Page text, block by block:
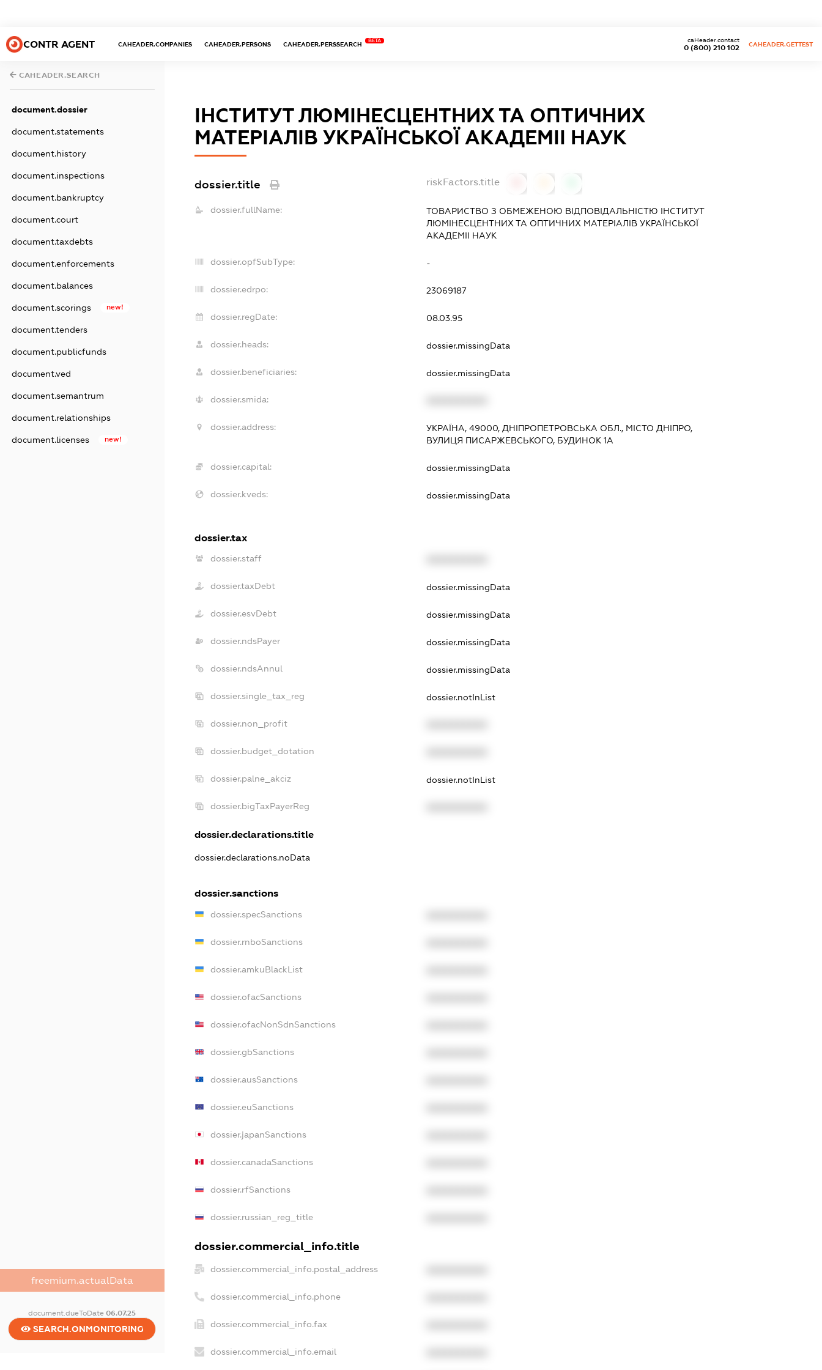
CONTR AGENT CAHEADER.COMPANIES CAHEADER.PERSONS CAHEADER.PERSSEARCH
BETA
0 (800) 210 102
caHeader.contact
CAHEADER.GETTEST
CAHEADER.SEARCH
document.dossier
document.statements
document.history
document.inspections
document.bankruptcy
document.court
document.taxdebts
document.enforcements
document.balances
document.scorings new!
document.tenders
document.publicfunds
document.ved
document.semantrum
document.relationships
document.licenses new!
freemium.actualData
document.dueToDate06.07.25
SEARCH.ONMONITORING
ІНСТИТУТ ЛЮМІНЕСЦЕНТНИХ ТА ОПТИЧНИХ
МАТЕРІАЛІВ УКРАЇНСЬКОЇ АКАДЕМІІ НАУК
dossier.title riskFactors.title
dossier.fullName:
ТОВАРИСТВО З ОБМЕЖЕНОЮ ВІДПОВІДАЛЬНІСТЮ ІНСТИТУТ
ЛЮМІНЕСЦЕНТНИХ ТА ОПТИЧНИХ МАТЕРІАЛІВ УКРАЇНСЬКОЇ
АКАДЕМІІ НАУК
dossier.opfSubType: -
dossier.edrpo: 23069187
dossier.regDate: 08.03.95
dossier.heads: dossier.missingData
dossier.beneficiaries: dossier.missingData
dossier.smida:
dossier.address:
УКРАЇНА, 49000, ДНІПРОПЕТРОВСЬКА ОБЛ., МІСТО ДНІПРО,
ВУЛИЦЯ ПИСАРЖЕВСЬКОГО, БУДИНОК 1А
dossier.capital: dossier.missingData
dossier.kveds: dossier.missingData
dossier.tax
dossier.staff
dossier.taxDebt dossier.missingData
dossier.esvDebt dossier.missingData
dossier.ndsPayer dossier.missingData
dossier.ndsAnnul dossier.missingData
dossier.single_tax_reg dossier.notInList
dossier.non_profit
dossier.budget_dotation
dossier.palne_akciz dossier.notInList
dossier.bigTaxPayerReg
dossier.declarations.title
dossier.declarations.noData
dossier.sanctions
dossier.specSanctions
dossier.rnboSanctions
dossier.amkuBlackList
dossier.ofacSanctions
dossier.ofacNonSdnSanctions
dossier.gbSanctions
dossier.ausSanctions
dossier.euSanctions
dossier.japanSanctions
dossier.canadaSanctions
dossier.rfSanctions
dossier.russian_reg_title
dossier.commercial_info.title
dossier.commercial_info.postal_address
dossier.commercial_info.phone
dossier.commercial_info.fax
dossier.commercial_info.email